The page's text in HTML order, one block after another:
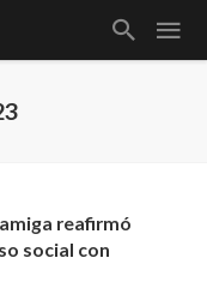
reafirmó
social con